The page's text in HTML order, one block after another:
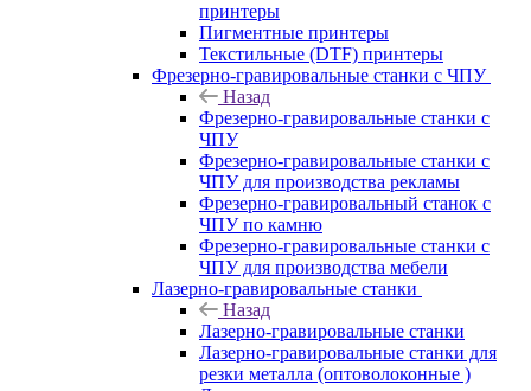
принтеры
Пигментные принтеры
Текстильные (DTF) принтеры
Фрезерно-гравировальные станки с ЧПУ
Назад
Фрезерно-гравировальные станки с
ЧПУ
Фрезерно-гравировальные станки с
ЧПУ для производства рекламы
Фрезерно-гравировальный станок с
ЧПУ по камню
Фрезерно-гравировальные станки с
ЧПУ для производства мебели
Лазерно-гравировальные станки
Назад
Лазерно-гравировальные станки
Лазерно-гравировальные станки для
резки металла (оптоволоконные )